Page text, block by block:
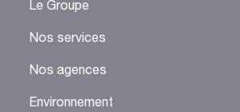
Le Groupe
Nos services
Nos agences
Environnement